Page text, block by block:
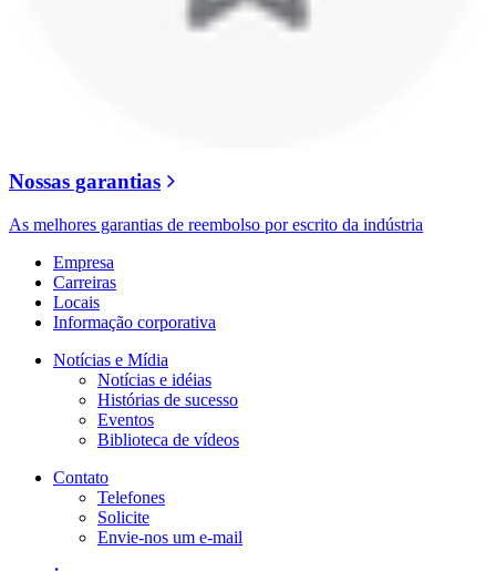
Nossas garantias
As melhores garantias de reembolso por escrito da indústria
Empresa
Carreiras
Locais
Informação corporativa
Notícias e Mídia
Notícias e idéias
Histórias de sucesso
Eventos
Biblioteca de vídeos
Contato
Telefones
Solicite
Envie-nos um e-mail